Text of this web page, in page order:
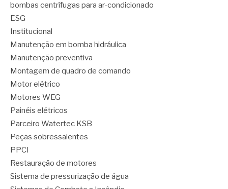
bombas centrífugas para ar-condicionado
ESG
Institucional
Manutenção em bomba hidráulica
Manutenção preventiva
Montagem de quadro de comando
Motor elétrico
Motores WEG
Painéis elétricos
Parceiro Watertec KSB
Peças sobressalentes
PPCI
Restauração de motores
Sistema de pressurização de água